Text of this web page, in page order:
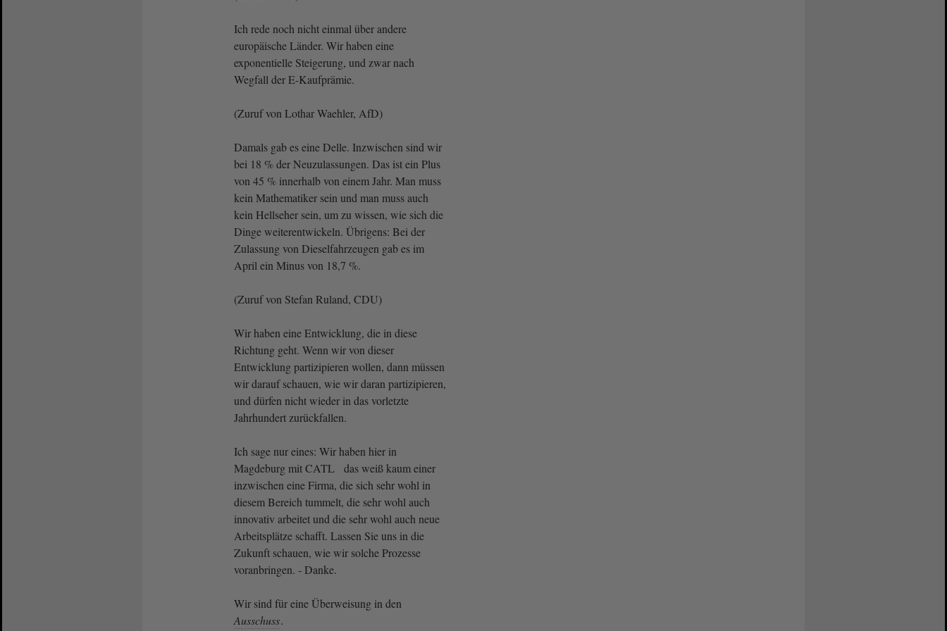
Ich rede noch nicht einmal über andere
europäische Länder. Wir haben eine
exponentielle Steigerung, und zwar nach
Wegfall der E-Kaufprämie.
(Zuruf von Lothar Waehler, AfD)
Damals gab es eine Delle. Inzwischen sind wir
bei 18 % der Neuzulassungen. Das ist ein Plus
von 45 % innerhalb von einem Jahr. Man muss
kein Mathematiker sein und man muss auch
kein Hellseher sein, um zu wissen, wie sich die
Dinge weiterentwickeln. Übrigens: Bei der
Zulassung von Dieselfahrzeugen gab es im
April ein Minus von 18,7 %.
(Zuruf von Stefan Ruland, CDU)
Wir haben eine Entwicklung, die in diese
Richtung geht. Wenn wir von dieser
Entwicklung partizipieren wollen, dann müssen
wir darauf schauen, wie wir daran partizipieren,
und dürfen nicht wieder in das vorletzte
Jahrhundert zurückfallen.
Ich sage nur eines: Wir haben hier in
Magdeburg mit CATL das weiß kaum einer
inzwischen eine Firma, die sich sehr wohl in
diesem Bereich tummelt, die sehr wohl auch
innovativ arbeitet und die sehr wohl auch neue
Arbeitsplätze schafft. Lassen Sie uns in die
Zukunft schauen, wie wir solche Prozesse
voranbringen. - Danke.
Wir sind für eine Überweisung in den
Ausschuss.